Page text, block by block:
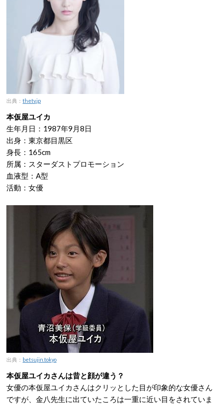
出典： thetv.jp
本仮屋ユイカ
生年月日：1987年9月8日
出身：東京都目黒区
身長：165cm
所属：スターダストプロモーション
血液型：A型
活動：女優
出典： betsujin.tokyo
本仮屋ユイカさんは昔と顔が違う？
女優の本仮屋ユイカさんはクリッとした目が印象的な女優さん
ですが、金八先生に出ていたころは一重に近い目をされていま